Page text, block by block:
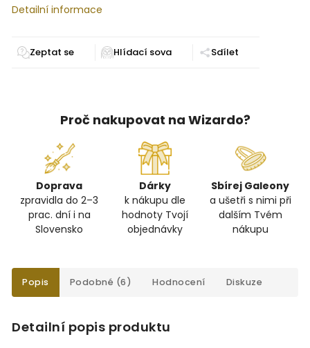
Detailní informace
Zeptat se Sdílet
Proč nakupovat na Wizardo?
Doprava
zpravidla do 2–3
prac. dní i na
Slovensko
Dárky
k nákupu dle
hodnoty Tvojí
objednávky
Sbírej Galeony
a ušetři s nimi při
dalším Tvém
nákupu
Popis Podobné (6) Hodnocení Diskuze
Detailní popis produktu